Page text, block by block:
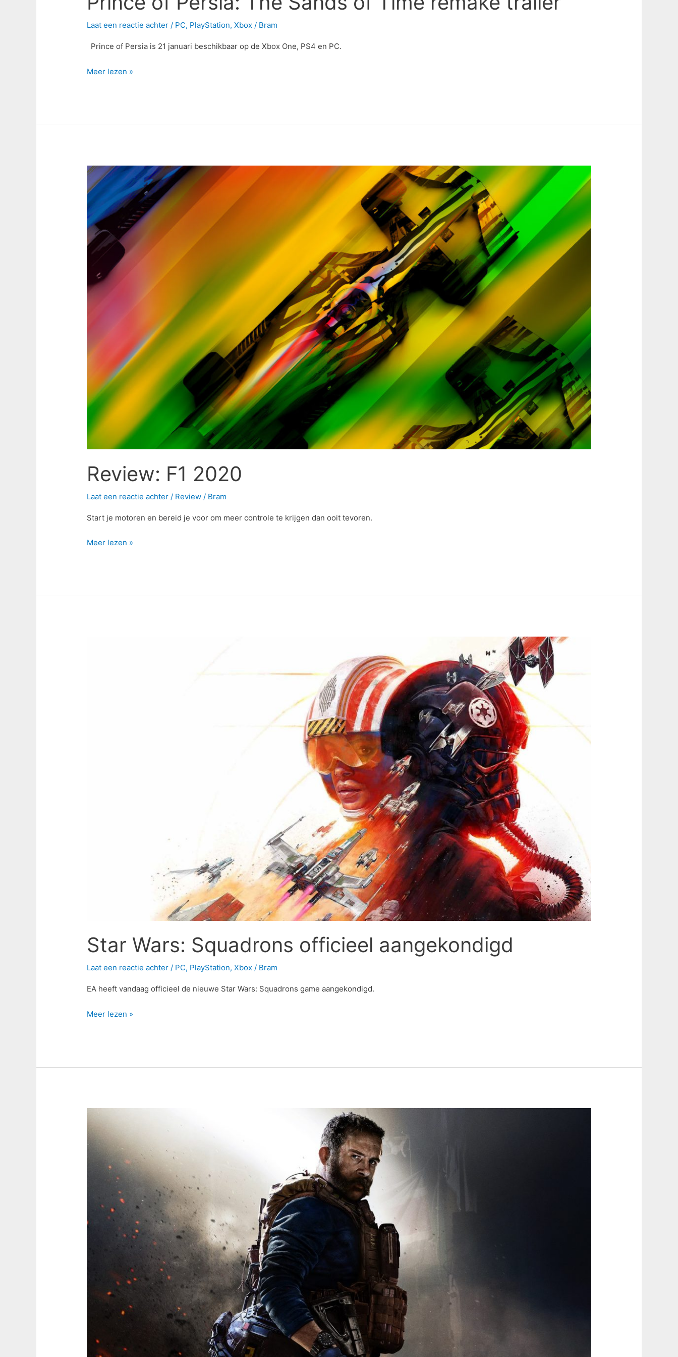
Laat een reactie achter / PC, PlayStation,Xbox / Bram
Prince of Persia is 21 januari beschikbaar op de Xbox One, PS4 en PC.
Meer lezen »
Review: F1 2020
Laat een reactie achter / Review / Bram
Start je motoren en bereid je voor om meer controle te krijgen dan ooit tevoren.
Review:
F1
2020
Meer lezen »
Star Wars: Squadrons officieel aangekondigd
Laat een reactie achter / PC, PlayStation,Xbox / Bram
EA heeft vandaag officieel de nieuwe Star Wars: Squadrons game aangekondigd.
Meer lezen »
Call
of
Modern